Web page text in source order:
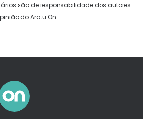
são de responsabilidade dos autores
do Aratu On.